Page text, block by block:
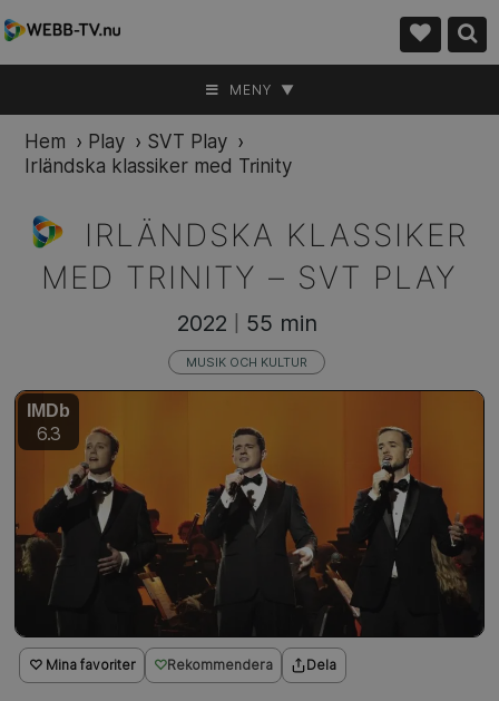
MENY ▼
Hem › Play › SVT Play ›
Irländska klassiker med Trinity
IRLÄNDSKA KLASSIKER
MED TRINITY – SVT PLAY
♡ Mina favoriter Rekommendera Dela
2022 55 min
MUSIK OCH KULTUR
IMDb
6.3